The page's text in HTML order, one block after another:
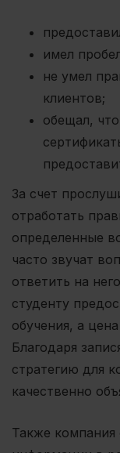
имел
не умел
клиентов;
обещал,
За счет
отработать
определенные
часто звучат
ответить на
студенту
обучения, а
Благодаря
стратегию для
качественно
Также компания